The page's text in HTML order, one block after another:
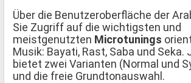
Über die Benutzeroberfläche der
Sie Zugriff auf die wichtigsten und
meistgenutzten Microtunings
Musik: Bayati, Rast, Saba und Seka.
bietet zwei Varianten (Normal und
und die freie Grundtonauswahl.